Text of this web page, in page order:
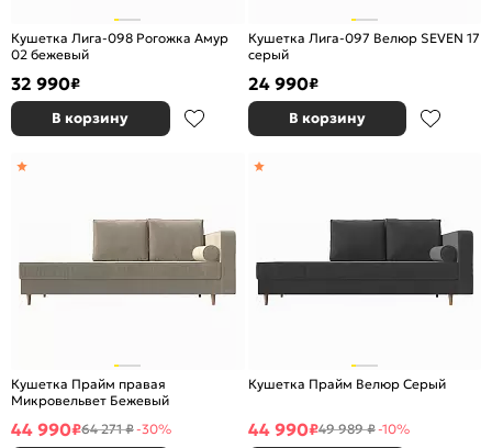
Кушетка Лига-098 Рогожка Амур
02 бежевый
32 990₽
В корзину
Кушетка Лига-097 Велюр SEVEN 17
серый
24 990₽
В корзину
Кушетка Прайм правая
Микровельвет Бежевый
44 990₽64 271 ₽-30%
Кушетка Прайм Велюр Серый
44 990₽49 989 ₽-10%